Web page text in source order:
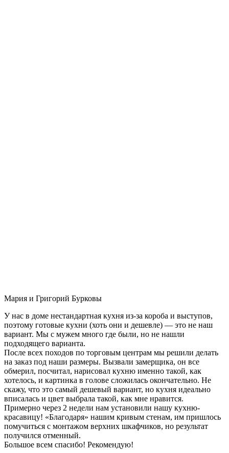
Мария и Григорий Бурковы
У нас в доме нестандартная кухня из-за короба и выступов,
поэтому готовые кухни (хоть они и дешевле) — это не наш
вариант. Мы с мужем много где были, но не нашли
подходящего варианта.
После всех походов по торговым центрам мы решили делать
на заказ под наши размеры. Вызвали замерщика, он все
обмерил, посчитал, нарисовал кухню именно такой, как
хотелось, и картинка в голове сложилась окончательно. Не
скажу, что это самый дешевый вариант, но кухня идеально
вписалась и цвет выбрала такой, как мне нравится.
Примерно через 2 недели нам установили нашу кухню-
красавицу! «Благодаря» нашим кривым стенам, им пришлось
помучиться с монтажом верхних шкафчиков, но результат
получился отменный.
Большое всем спасибо! Рекомендую!